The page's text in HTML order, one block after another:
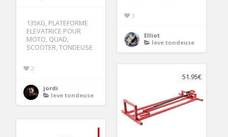
135KG, PLATEFORME
ELEVATRICE POUR
MOTO, QUAD,
SCOOTER, TONDEUSE
2
jordi
leve tondeuse
3
Elliot
leve tondeuse
51.95€